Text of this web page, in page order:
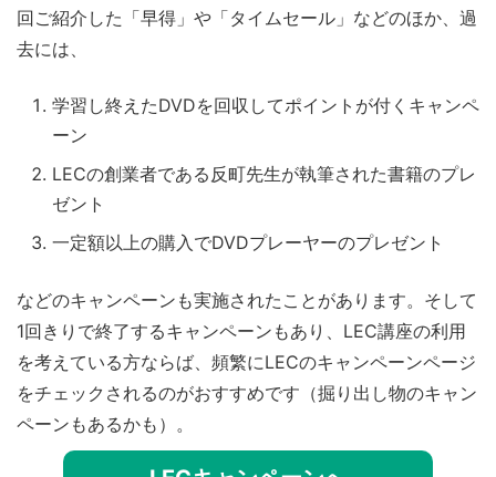
回ご紹介した「早得」や「タイムセール」などのほか、過
去には、
学習し終えたDVDを回収してポイントが付くキャンペ
ーン
LECの創業者である反町先生が執筆された書籍のプレ
ゼント
一定額以上の購入でDVDプレーヤーのプレゼント
などのキャンペーンも実施されたことがあります。そして
1回きりで終了するキャンペーンもあり、LEC講座の利用
を考えている方ならば、頻繁にLECのキャンペーンページ
をチェックされるのがおすすめです（掘り出し物のキャン
ペーンもあるかも）。